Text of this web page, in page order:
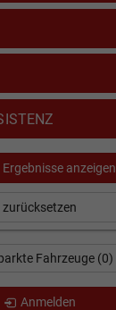
Ergebnisse anzeigen
zurücksetzen
Fahrzeuge (0)
Anmelden